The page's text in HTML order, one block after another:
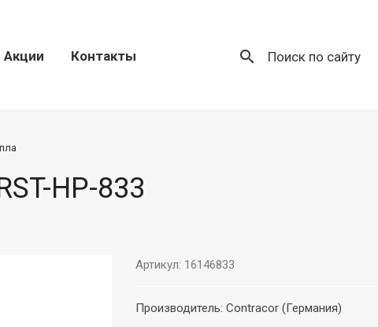
Акции Контакты search Поиск по сайту
HP-833
Артикул: 16146833
Производитель: Contracor (Германия)